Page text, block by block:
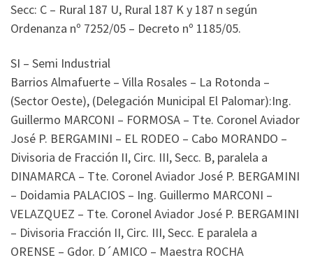
Secc: C – Rural 187 U, Rural 187 K y 187 n según
Ordenanza nº 7252/05 – Decreto nº 1185/05.
SI – Semi Industrial
Barrios Almafuerte – Villa Rosales – La Rotonda –
(Sector Oeste), (Delegación Municipal El Palomar):Ing.
Guillermo MARCONI – FORMOSA – Tte. Coronel Aviador
José P. BERGAMINI – EL RODEO – Cabo MORANDO –
Divisoria de Fracción II, Circ. III, Secc. B, paralela a
DINAMARCA – Tte. Coronel Aviador José P. BERGAMINI
– Doidamia PALACIOS – Ing. Guillermo MARCONI –
VELAZQUEZ – Tte. Coronel Aviador José P. BERGAMINI
– Divisoria Fracción II, Circ. III, Secc. E paralela a
ORENSE – Gdor. D´AMICO – Maestra ROCHA